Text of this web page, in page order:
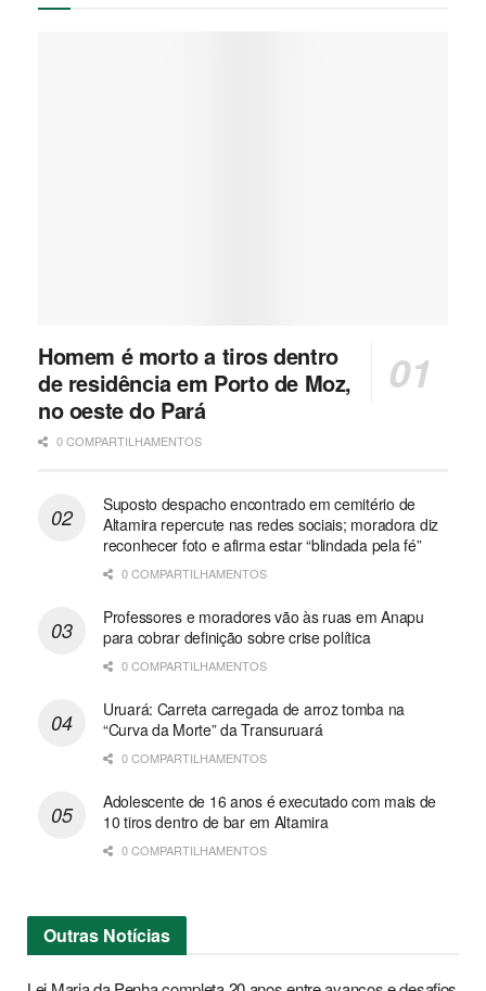
Homem é morto a tiros dentro
de residência em Porto de Moz,
no oeste do Pará
0 COMPARTILHAMENTOS
Suposto despacho encontrado em cemitério de
Altamira repercute nas redes sociais; moradora diz
reconhecer foto e afirma estar “blindada pela fé”
0 COMPARTILHAMENTOS
Professores e moradores vão às ruas em Anapu
para cobrar definição sobre crise política
0 COMPARTILHAMENTOS
Uruará: Carreta carregada de arroz tomba na
“Curva da Morte” da Transuruará
0 COMPARTILHAMENTOS
Adolescente de 16 anos é executado com mais de
10 tiros dentro de bar em Altamira
0 COMPARTILHAMENTOS
Outras Notícias